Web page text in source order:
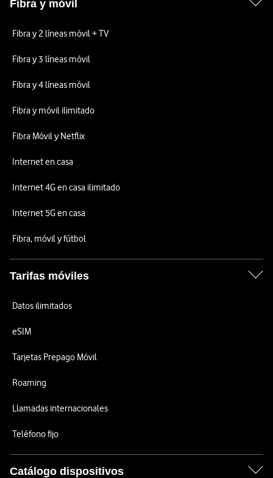
Fibra y móvil
Fibra y 2 líneas móvil + TV
Fibra y 3 líneas móvil
Fibra y 4 líneas móvil
Fibra y móvil ilimitado
Fibra Móvil y Netflix
Internet en casa
Internet 4G en casa ilimitado
Internet 5G en casa
Fibra, móvil y fútbol
Tarifas móviles
Datos ilimitados
eSIM
Tarjetas Prepago Móvil
Roaming
Llamadas internacionales
Teléfono fijo
Catálogo dispositivos